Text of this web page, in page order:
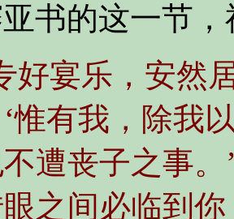
书的这一节
好宴乐，安然
惟有我，除我
遭丧子之事
之间必临到